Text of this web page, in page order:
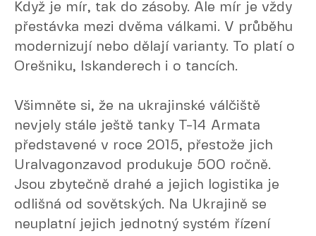
Když je mír, tak do zásoby. Ale mír je vždy
přestávka mezi dvěma válkami. V průběhu
modernizují nebo dělají varianty. To platí o
Orešniku, Iskanderech i o tancích.
Všimněte si, že na ukrajinské válčiště
nevjely stále ještě tanky T-14 Armata
představené v roce 2015, přestože jich
Uralvagonzavod produkuje 500 ročně.
Jsou zbytečně drahé a jejich logistika je
odlišná od sovětských. Na Ukrajině se
neuplatní jejich jednotný systém řízení